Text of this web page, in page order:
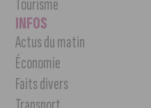
Tourisme
INFOS
Actus du matin
Économie
Faits divers